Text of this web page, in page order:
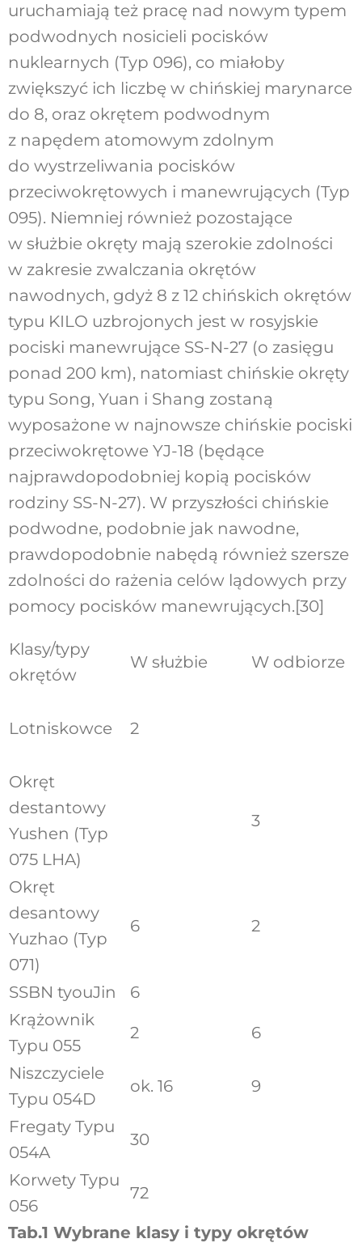
uruchamiają też pracę nad nowym typem
podwodnych nosicieli pocisków
nuklearnych (Typ 096), co miałoby
zwiększyć ich liczbę w chińskiej marynarce
do 8, oraz okrętem podwodnym
z napędem atomowym zdolnym
do wystrzeliwania pocisków
przeciwokrętowych i manewrujących (Typ
095). Niemniej również pozostające
w służbie okręty mają szerokie zdolności
w zakresie zwalczania okrętów
nawodnych, gdyż 8 z 12 chińskich okrętów
typu KILO uzbrojonych jest w rosyjskie
pociski manewrujące SS-N-27 (o zasięgu
ponad 200 km), natomiast chińskie okręty
typu Song, Yuan i Shang zostaną
wyposażone w najnowsze chińskie pociski
przeciwokrętowe YJ-18 (będące
najprawdopodobniej kopią pocisków
rodziny SS-N-27). W przyszłości chińskie
podwodne, podobnie jak nawodne,
prawdopodobnie nabędą również szersze
zdolności do rażenia celów lądowych przy
pomocy pocisków manewrujących.[30]
Klasy/typy
okrętów
W służbie W odbiorze
Lotniskowce 2
Okręt
destantowy
Yushen (Typ
075 LHA)
3
Okręt
desantowy
Yuzhao (Typ
071)
6 2
SSBN tyouJin
6
Krążownik
Typu 055
2 6
Niszczyciele
Typu 054D
ok. 16 9
Fregaty Typu
054A
30
Korwety Typu
056
72
Tab.1 Wybrane klasy i typy okrętów